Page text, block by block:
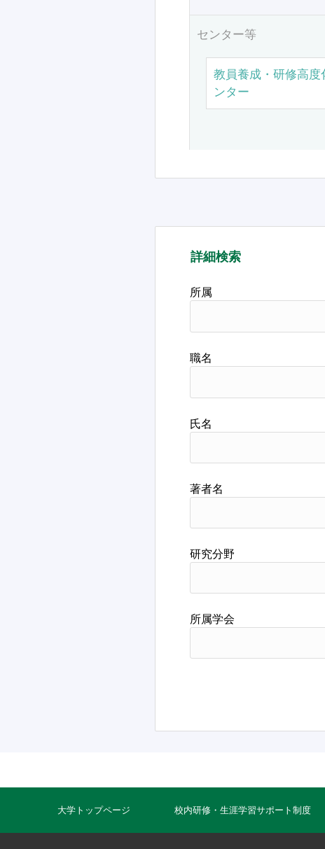
センター等
教員養成・研修高度
ンター
詳細検索
所属
職名
氏名
著者名
研究分野
所属学会
大学トップページ 校内研修・生涯学習サポート制度